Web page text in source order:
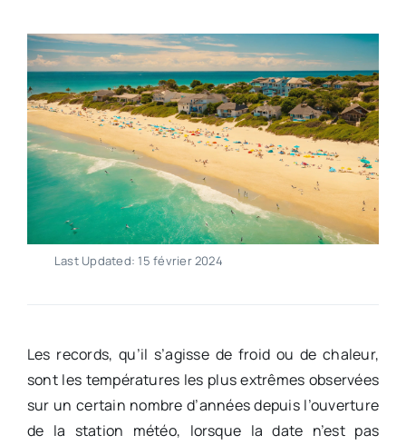
Last Updated: 15 février 2024
Les records, qu’il s’agisse de froid ou de chaleur,
sont les températures les plus extrêmes observées
sur un certain nombre d’années depuis l’ouverture
de la station météo, lorsque la date n’est pas